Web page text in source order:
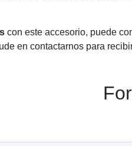
con este accesorio, puede
en contactarnos para